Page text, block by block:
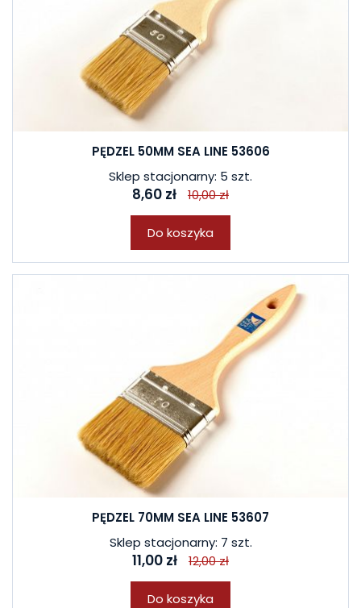
PĘDZEL 50MM SEA LINE 53606
Sklep stacjonarny: 5 szt.
8,60 zł 10,00 zł
Do koszyka
PĘDZEL 70MM SEA LINE 53607
Sklep stacjonarny: 7 szt.
11,00 zł 12,00 zł
Do koszyka